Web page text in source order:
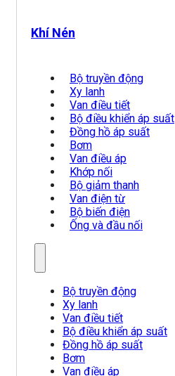
Khí Nén
Bộ truyền động
Xy lanh
Van điều tiết
Bộ điều khiển áp suất
Đồng hồ áp suất
Bơm
Van điều áp
Khớp nối
Bộ giảm thanh
Van điện từ
Bộ biến điện
Ống và đầu nối
Bộ truyền động
Xy lanh
Van điều tiết
Bộ điều khiển áp suất
Đồng hồ áp suất
Bơm
Van điều áp